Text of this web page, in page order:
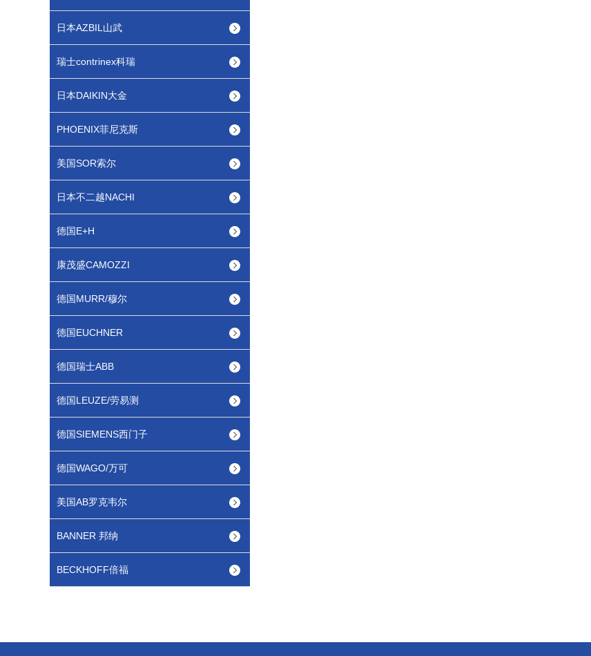
日本AZBIL山武
瑞士contrinex科瑞
日本DAIKIN大金
PHOENIX菲尼克斯
美国SOR索尔
日本不二越NACHI
德国E+H
康茂盛CAMOZZI
德国MURR/穆尔
德国EUCHNER
德国瑞士ABB
德国LEUZE/劳易测
德国SIEMENS西门子
德国WAGO/万可
美国AB罗克韦尔
BANNER 邦纳
BECKHOFF倍福